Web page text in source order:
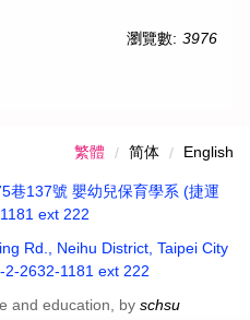
瀏覽數: 3976
繁體 简体 English
巷137號 嬰幼兒保育學系 (捷運
ext 222
Rd., Neihu District, Taipei City
2-2632-1181 ext 222
and education, by schsu